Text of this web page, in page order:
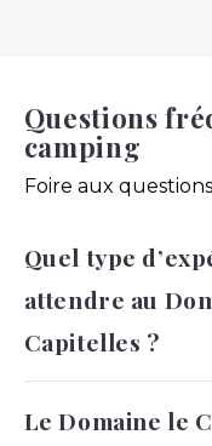
Questions
camping
Foire aux questions
Quel type
attendre au
Capitelles ?
On peut
confortable et
Le Domaine le